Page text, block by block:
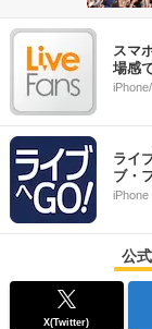
スマ
場感
ライ
ブ・
iPhone
公
X(Twitter)